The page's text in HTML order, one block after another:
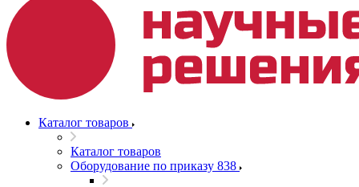
Каталог товаров
Каталог товаров
Оборудование по приказу 838